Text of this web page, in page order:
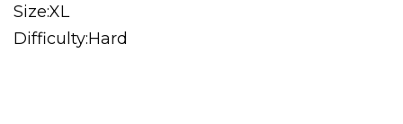
Size:XL
Difficulty:Hard